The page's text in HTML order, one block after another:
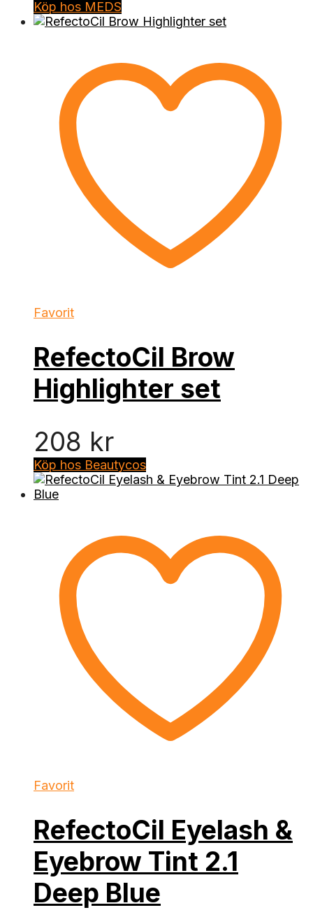
Köp hos MEDS
Favorit
RefectoCil Brow
Highlighter set
208 kr
Köp hos Beautycos
Favorit
RefectoCil Eyelash &
Eyebrow Tint 2.1
Deep Blue